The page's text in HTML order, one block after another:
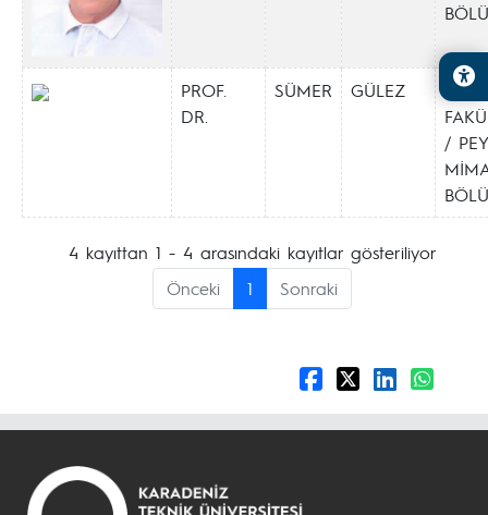
PROF.
DR.
SÜMER GÜLEZ
/
4 kayıttan 1 - 4 arasındaki kayıtlar gösteriliyor
Önceki
1 Sonraki